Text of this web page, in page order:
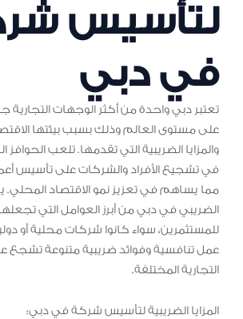
لتأسيس
في دبي
تعتبر دبي واحدة من أكثر الوجهات التجارية
على مستوى العالم وذلك بسبب بيئتها
والمزايا الضريبية التي تقدمها. تلعب الحوافز
في تشجيع الأفراد والشركات على تأسيس
مما يساهم في تعزيز نمو الاقتصاد المحلي.
الضريبي في دبي من أبرز العوامل التي تجعلها
للمستثمرين، سواء كانوا شركات محلية أو
عمل تنافسية وفوائد ضريبية متنوعة تشجع
التجارية المختلفة.
المزايا الضريبية لتأسيس شركة في دبي: